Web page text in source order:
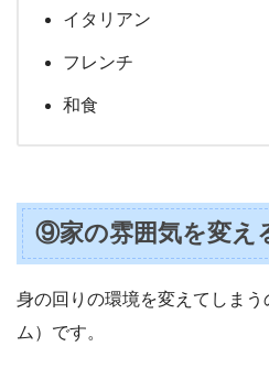
イタリアン
フレンチ
和食
⑨家の雰囲気を変え
身の回りの環境を変えてしま
ム）です。